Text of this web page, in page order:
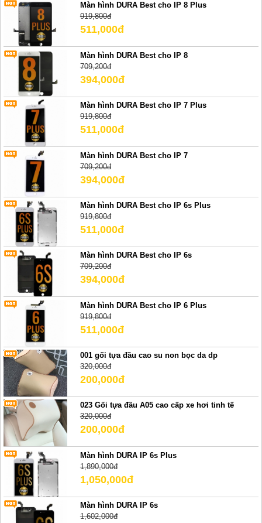
Màn hình DURA Best cho IP 8 Plus
919,800đ
511,000đ
Màn hình DURA Best cho IP 8
709,200đ
394,000đ
Màn hình DURA Best cho IP 7 Plus
919,800đ
511,000đ
Màn hình DURA Best cho IP 7
709,200đ
394,000đ
Màn hình DURA Best cho IP 6s Plus
919,800đ
511,000đ
Màn hình DURA Best cho IP 6s
709,200đ
394,000đ
Màn hình DURA Best cho IP 6 Plus
919,800đ
511,000đ
001 gối tựa đầu cao su non bọc da dp
320,000đ
200,000đ
023 Gối tựa đầu A05 cao cấp xe hơi tinh tế
320,000đ
200,000đ
Màn hình DURA IP 6s Plus
1,890,000đ
1,050,000đ
Màn hình DURA IP 6s
1,602,000đ